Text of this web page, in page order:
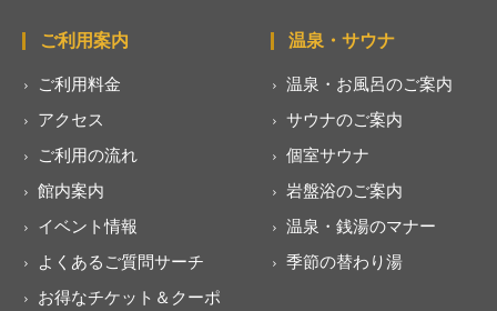
ご利用案内
ご利用料金
アクセス
ご利用の流れ
館内案内
イベント情報
よくあるご質問サーチ
お得なチケット＆クーポ
温泉・サウナ
温泉・お風呂のご案内
サウナのご案内
個室サウナ
岩盤浴のご案内
温泉・銭湯のマナー
季節の替わり湯